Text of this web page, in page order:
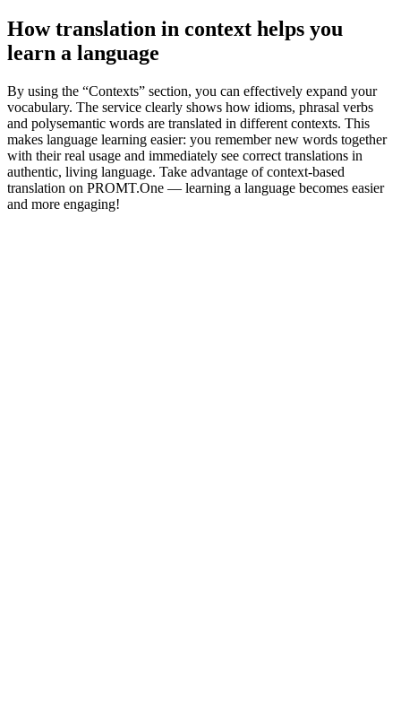
How translation in context helps you
learn a language
By using the “Contexts” section, you can effectively expand your
vocabulary. The service clearly shows how idioms, phrasal verbs
and polysemantic words are translated in different contexts. This
makes language learning easier: you remember new words together
with their real usage and immediately see correct translations in
authentic, living language. Take advantage of context-based
translation on PROMT.One — learning a language becomes easier
and more engaging!